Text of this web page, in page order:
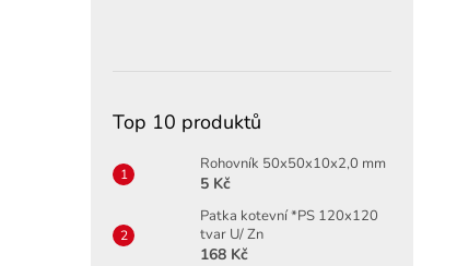
Top 10 produktů
Rohovník 50x50x10x2,0 mm
5 Kč
Patka kotevní *PS 120x120
tvar U/ Zn
168 Kč